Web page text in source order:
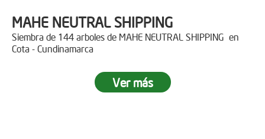
MAHE NEUTRAL SHIPPING
Siembra de 144 arboles de MAHE NEUTRAL SHIPPING en
Cota - Cundinamarca
Ver más